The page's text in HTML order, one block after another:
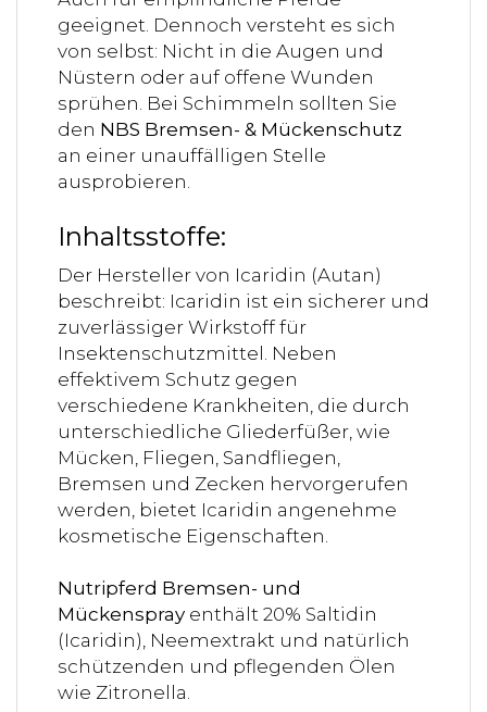
geeignet. Dennoch versteht es sich
von selbst: Nicht in die Augen und
Nüstern oder auf offene Wunden
sprühen. Bei Schimmeln sollten Sie
den NBS Bremsen- & Mückenschutz
an einer unauffälligen Stelle
ausprobieren.
Inhaltsstoffe:
Der Hersteller von Icaridin (Autan)
beschreibt: Icaridin ist ein sicherer und
zuverlässiger Wirkstoff für
Insektenschutzmittel. Neben
effektivem Schutz gegen
verschiedene Krankheiten, die durch
unterschiedliche Gliederfüßer, wie
Mücken, Fliegen, Sandfliegen,
Bremsen und Zecken hervorgerufen
werden, bietet Icaridin angenehme
kosmetische Eigenschaften.
Nutripferd Bremsen- und
Mückenspray enthält 20% Saltidin
(Icaridin), Neemextrakt und natürlich
schützenden und pflegenden Ölen
wie Zitronella.